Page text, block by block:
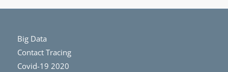
Big Data
Contact Tracing
Covid-19 2020